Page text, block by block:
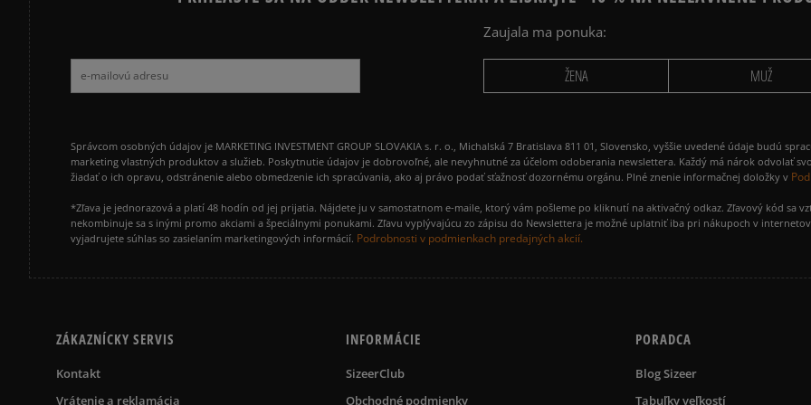
Zaujala ma ponuka:
ŽENA MUŽ
Správcom osobných údajov je MARKETING INVESTMENT GROUP SLOVAKIA s. r. o., Michalská 7 Bratislava 811 01, Slovensko, vyššie uvedené údaje budú
marketing vlastných produktov a služieb. Poskytnutie údajov je dobrovoľné, ale nevyhnutné za účelom odoberania newslettera. Každý má nárok odvolať
žiadať o ich opravu, odstránenie alebo obmedzenie ich spracúvania, ako aj právo podať sťažnosť dozornému orgánu. Plné znenie informačnej doložky v
*Zľava je jednorazová a platí 48 hodín od jej prijatia. Nájdete ju v samostatnom e-maile, ktorý vám pošleme po kliknutí na aktivačný odkaz. Zľavový kód sa
nekombinuje sa s inými promo akciami a špeciálnymi ponukami. Zľavu vyplývajúcu zo zápisu do Newslettera je možné uplatniť iba pri nákupoch v
vyjadrujete súhlas so zasielaním marketingových informácií. Podrobnosti v podmienkach predajných akcií.
ZÁKAZNÍCKY SERVIS
Kontakt
Vrátenie a reklamácia
INFORMÁCIE
SizeerClub
Obchodné podmienky
PORADCA
Blog Sizeer
Tabuľky veľkostí